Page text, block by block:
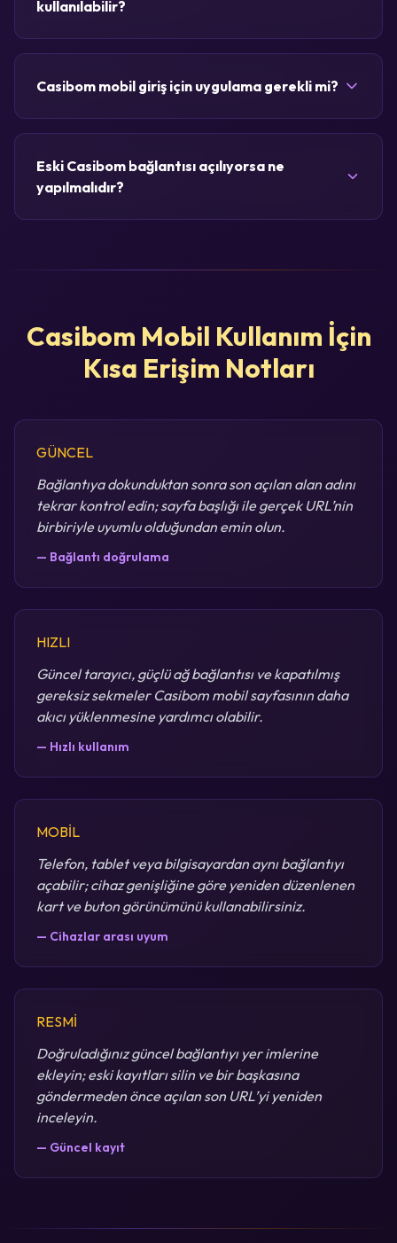
kullanılabilir?
Casibom mobil giriş için uygulama gerekli mi?
Eski Casibom bağlantısı açılıyorsa ne
yapılmalıdır?
Casibom Mobil Kullanım İçin
Kısa Erişim Notları
GÜNCEL
Bağlantıya dokunduktan sonra son açılan alan adını
tekrar kontrol edin; sayfa başlığı ile gerçek URL’nin
birbiriyle uyumlu olduğundan emin olun.
— Bağlantı doğrulama
HIZLI
Güncel tarayıcı, güçlü ağ bağlantısı ve kapatılmış
gereksiz sekmeler Casibom mobil sayfasının daha
akıcı yüklenmesine yardımcı olabilir.
— Hızlı kullanım
MOBİL
Telefon, tablet veya bilgisayardan aynı bağlantıyı
açabilir; cihaz genişliğine göre yeniden düzenlenen
kart ve buton görünümünü kullanabilirsiniz.
— Cihazlar arası uyum
RESMİ
Doğruladığınız güncel bağlantıyı yer imlerine
ekleyin; eski kayıtları silin ve bir başkasına
göndermeden önce açılan son URL’yi yeniden
inceleyin.
— Güncel kayıt